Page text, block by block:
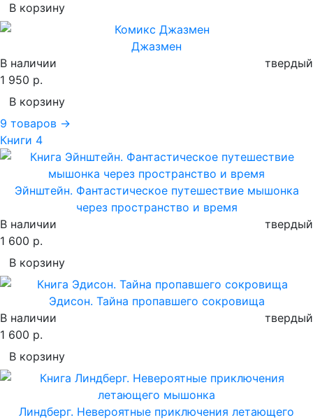
В корзину
Джазмен
В наличии
твердый
1 950 р.
В корзину
9 товаров →
Книги 4
Эйнштейн. Фантастическое путешествие мышонка
через пространство и время
В наличии
твердый
1 600 р.
В корзину
Эдисон. Тайна пропавшего сокровища
В наличии
твердый
1 600 р.
В корзину
Линдберг. Невероятные приключения летающего